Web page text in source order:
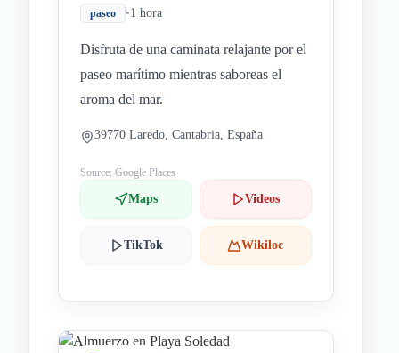
paseo •1 hora
Disfruta de una caminata relajante por el
paseo marítimo mientras saboreas el
aroma del mar.
39770 Laredo, Cantabria, España
Source: Google Places
Maps Videos
TikTok Wikiloc